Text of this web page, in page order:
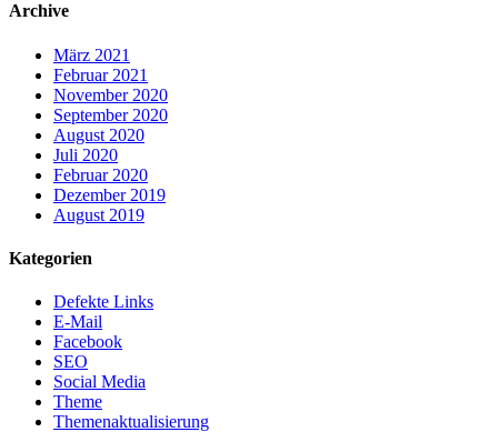
Archive
März 2021
Februar 2021
November 2020
September 2020
August 2020
Juli 2020
Februar 2020
Dezember 2019
August 2019
Kategorien
Defekte Links
E-Mail
Facebook
SEO
Social Media
Theme
Themenaktualisierung